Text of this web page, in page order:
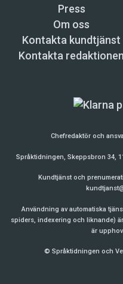
Press
Om oss
Kontakta kundtjänst
Kontakta redaktionen
Chefredaktör och
Språktidningen, Skeppsbron 34,
Kundtjänst och
Användning av automatiska
spiders, indexering och liknande)
är
© Språktidningen och